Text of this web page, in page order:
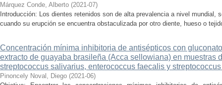
Márquez Conde, Alberto (2021-07)
Introducción: Los dientes retenidos son de alta prevalencia a nivel mundial,
cuando su erupción se encuentra obstaculizada por otro diente, hueso o
Concentración mínima inhibitoria de antisépticos con
extracto de guayaba brasileña (Acca sellowiana) en muestras
streptococcus salivarius, enterococcus faecalis y
Pinoncely Noval, Diego (2021-06)